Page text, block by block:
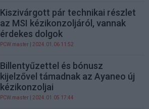
Kiszivárgott pár technikai részlet
az MSI kézikonzoljáról, vannak
érdekes dolgok
PCW.master | 2024.01.06 11:52
Billentyűzettel és bónusz
kijelzővel támadnak az Ayaneo új
kézikonzoljai
PCW.master | 2024.01.05 17:44